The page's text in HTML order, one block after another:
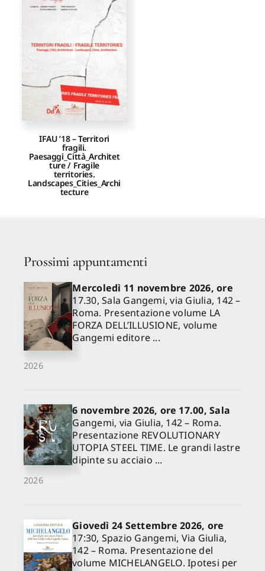
Proposte di pubblicazione
Gangemi Editore
Newsletter
IFAU ’18 – Territori
fragili.
Paesaggi_Città_Architet
ture / Fragile
territories.
Landscapes_Cities_Archi
tecture
Prossimi appuntamenti
2026
Mercoledì 11 novembre 2026, ore
17.30, Sala Gangemi, via Giulia, 142 –
Roma. Presentazione volume LA
FORZA DELL’ILLUSIONE, volume
Gangemi editore ...
2026
6 novembre 2026, ore 17.00, Sala
Gangemi, via Giulia, 142 – Roma.
Presentazione REVOLUTIONARY
UTOPIA STEEL TIME. Le grandi lastre
dipinte su acciaio ...
Giovedì 24 Settembre 2026, ore
17:30, Spazio Gangemi, Via Giulia,
142 – Roma. Presentazione del
volume MICHELANGELO. Ipotesi per